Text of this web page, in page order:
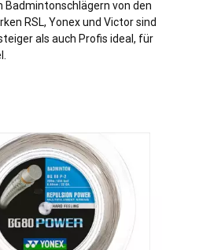
Badmintonschlägern von den
RSL, Yonex und Victor sind
als auch Profis ideal, für